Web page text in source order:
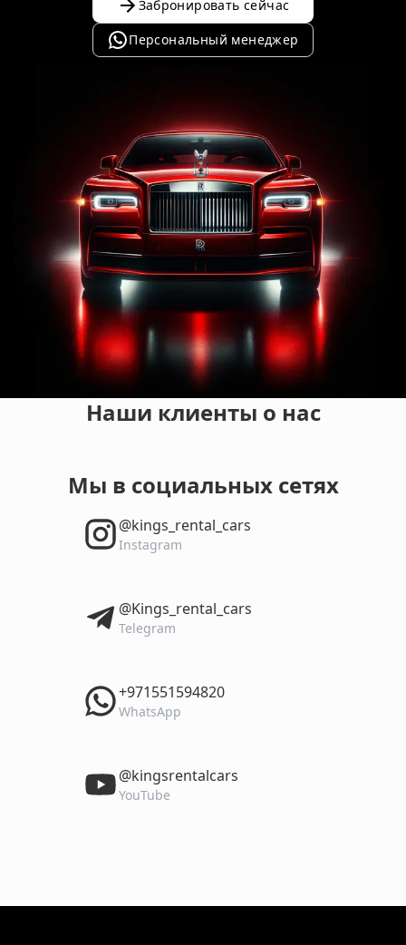
Забронировать сейчас
Персональный менеджер
Наши клиенты о нас
Мы в социальных сетях
‎@kings_rental_cars
Instagram
‎@Kings_rental_cars
Telegram
‎+971551594820
WhatsApp
‎@kingsrentalcars
YouTube